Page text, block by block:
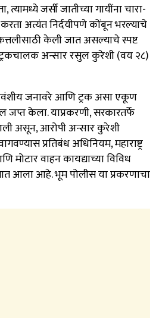
जर्सी जातीच्या गायींना चारा-
अत्यंत निर्दयीपणे कोंबून भरल्याचे
केली जात असल्याचे स्पष्ट
अन्सार रसुल कुरेशी (वय २८)
जनावरे आणि ट्रक असा एकूण
जप्त केला. याप्रकरणी, सरकारतर्फे
असून, आरोपी अन्सार कुरेशी
प्रतिबंध अधिनियम, महाराष्ट्र
मोटार वाहन कायद्याच्या विविध
आला आहे. भूम पोलीस या प्रकरणाचा